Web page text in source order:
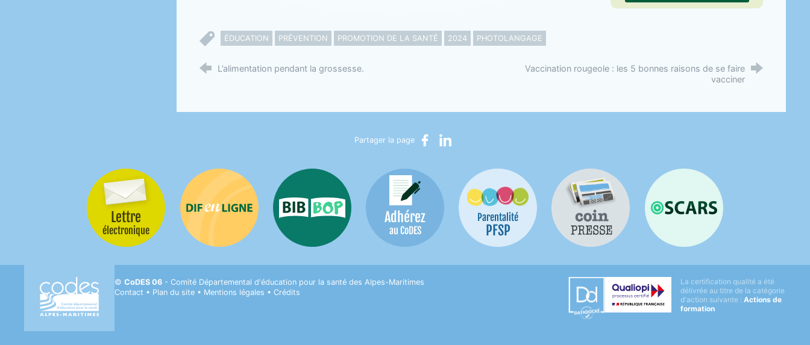
ÉDUCATION PRÉVENTION PROMOTION DE LA SANTÉ 2024 PHOTOLANGAGE
L’alimentation pendant la grossesse.
Vaccination rougeole : les 5 bonnes raisons de se faire
vacciner
Partager la page Partager sur Facebook
Partager sur LinkedIn
Lettre
électronique
Difenligne Bib-Bop Adhérez
au CoDES
Parentalité
PFSP
Coin presse OSCARS
©CoDES 06 - Comité Départemental d'éducation pour la santé des Alpes-Maritimes
Contact • Plan du site • Mentions légales •Crédits
Qualiopi
La certification qualité a été
délivrée au titre de la catégorie
d'action suivante : Actions de
formation